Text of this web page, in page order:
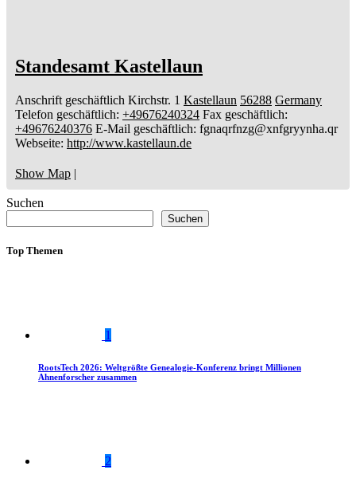
Standesamt Kastellaun
Anschrift geschäftlich Kirchstr. 1 Kastellaun 56288 Germany
Telefon geschäftlich: +49676240324 Fax geschäftlich:
+49676240376 E-Mail geschäftlich: fgnaqrfnzg@xnfgryynha.qr
Webseite: http://www.kastellaun.de
Show Map |
Suchen
Suchen
Top Themen
1
RootsTech 2026: Weltgrößte Genealogie-Konferenz bringt Millionen
Ahnenforscher zusammen
2